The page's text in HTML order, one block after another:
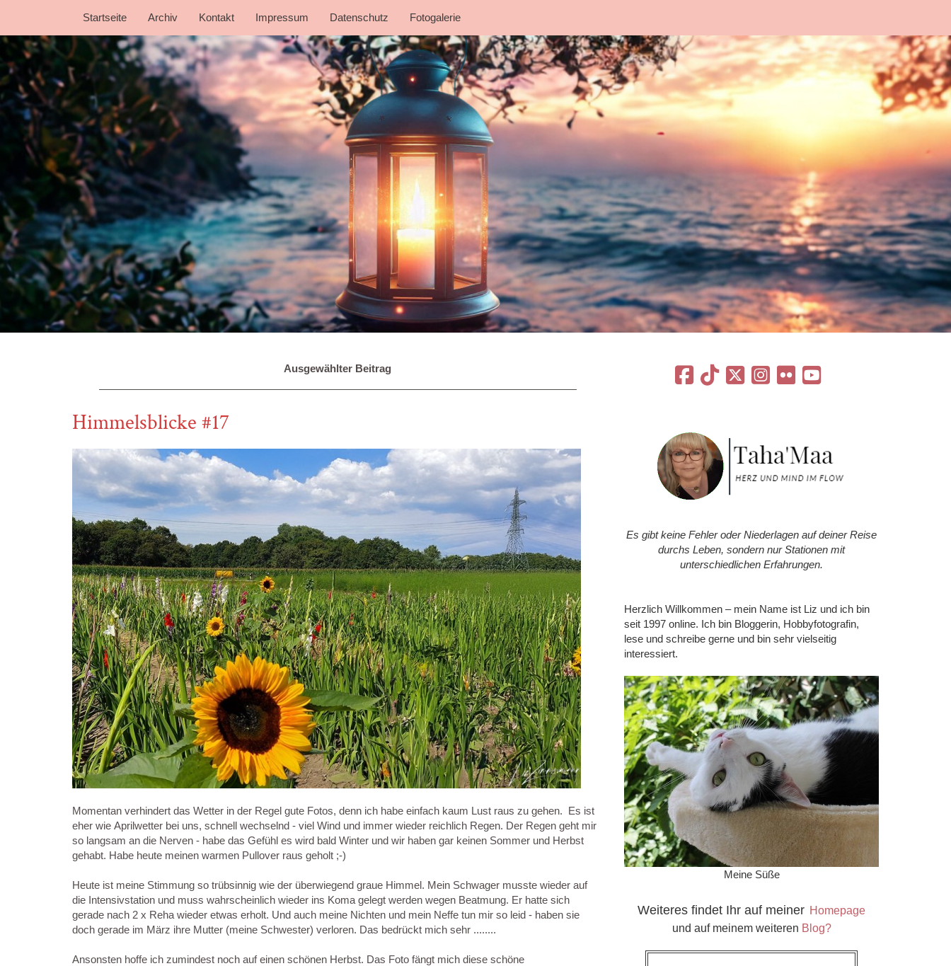
Startseite Archiv Kontakt Impressum Datenschutz Fotogalerie
Ausgewählter Beitrag
Himmelsblicke #17
Momentan verhindert das Wetter in der Regel gute Fotos, denn ich habe einfach kaum Lust raus zu gehen. Es ist
eher wie Aprilwetter bei uns, schnell wechselnd - viel Wind und immer wieder reichlich Regen. Der Regen geht mir
so langsam an die Nerven - habe das Gefühl es wird bald Winter und wir haben gar keinen Sommer und Herbst
gehabt. Habe heute meinen warmen Pullover raus geholt ;-)
Heute ist meine Stimmung so trübsinnig wie der überwiegend graue Himmel. Mein Schwager musste wieder auf
die Intensivstation und muss wahrscheinlich wieder ins Koma gelegt werden wegen Beatmung. Er hatte sich
gerade nach 2 x Reha wieder etwas erholt. Und auch meine Nichten und mein Neffe tun mir so leid - haben sie
doch gerade im März ihre Mutter (meine Schwester) verloren. Das bedrückt mich sehr ........
Ansonsten hoffe ich zumindest noch auf einen schönen Herbst. Das Foto fängt mich diese schöne
Es gibt keine Fehler oder Niederlagen auf deiner Reise
durchs Leben, sondern nur Stationen mit
unterschiedlichen Erfahrungen.
Herzlich Willkommen – mein Name ist Liz und ich bin
seit 1997 online. Ich bin Bloggerin, Hobbyfotografin,
lese und schreibe gerne und bin sehr vielseitig
interessiert.
Meine Süße
Weiteres findet Ihr auf meiner Homepage
und auf meinem weiteren Blog?